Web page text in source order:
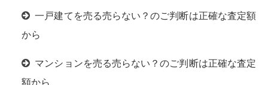
一戸建てを売る売らない？のご判断は正確な査定額
から
マンションを売る売らない？のご判断は正確な査定
額から